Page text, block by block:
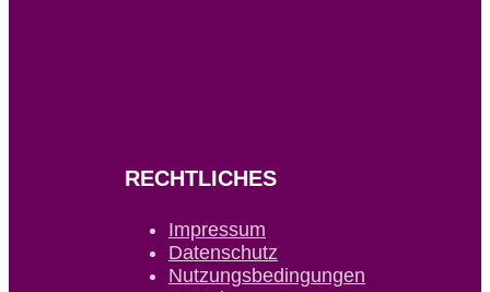
RECHTLICHES
Impressum
Datenschutz
Nutzungsbedingungen